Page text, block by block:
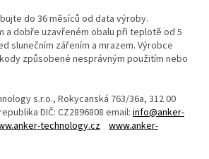
do 36 měsíců od data výroby.
a dobře uzavřeném obalu při teplotě od 5
slunečním zářením a mrazem. Výrobce
způsobené nesprávným použitím nebo
s.r.o., Rokycanská 763/36a, 312 00
DIČ: CZ2896808 email: info@anker-
technology.cz www.anker-